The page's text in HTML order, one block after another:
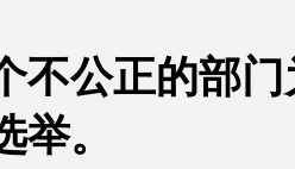
不公正的部
举。